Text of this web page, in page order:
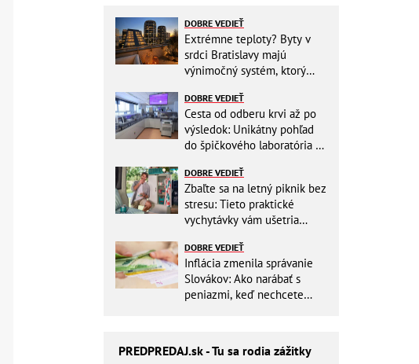
DOBRE VEDIEŤ
Extrémne teploty? Byty v
srdci Bratislavy majú
výnimočný systém, ktorý
DOBRE VEDIEŤ
Cesta od odberu krvi až po
výsledok: Unikátny pohľad
do špičkového laboratória na
DOBRE VEDIEŤ
Zbaľte sa na letný piknik bez
stresu: Tieto praktické
vychytávky vám ušetria
DOBRE VEDIEŤ
Inflácia zmenila správanie
Slovákov: Ako narábať s
peniazmi, keď nechcete
PREDPREDAJ.sk - Tu sa rodia zážitky